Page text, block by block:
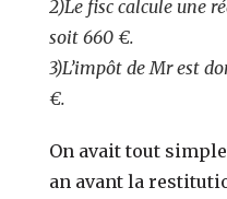
2)Le fisc calcule une
soit 660 €.
3)L’impôt de Mr est
€.
On avait tout
an avant la